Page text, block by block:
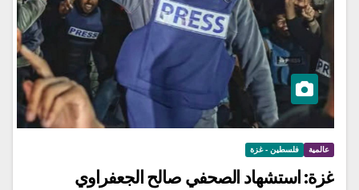
عالمية فلسطين - غزة
غزة: استشهاد الصحفي صالح الجعفراوي